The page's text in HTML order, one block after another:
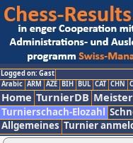
Logged on: Gast
Arabic ARM AZE BIH BUL CAT CHN
Home TurnierDB
Turnierschach-Elozahl
Allgemeines Turnier